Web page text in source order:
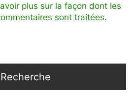
plus sur la façon dont les
sont traitées.
Recherche